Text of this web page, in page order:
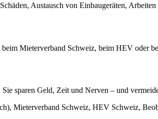
Austausch von Einbaugeräten,
Mieterverband Schweiz, beim HEV oder
sparen Geld, Zeit und Nerven – und
Mieterverband Schweiz, HEV Schweiz,